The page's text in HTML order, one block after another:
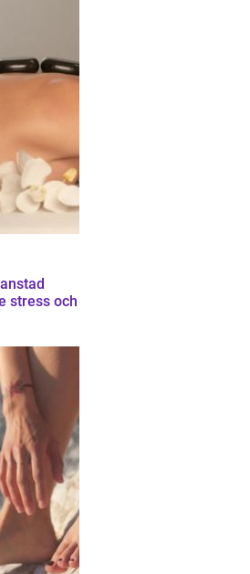
stress och